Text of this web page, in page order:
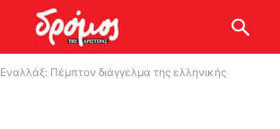
Εναλλάξ: Πέμπτον διάγγελμα της ελληνικής